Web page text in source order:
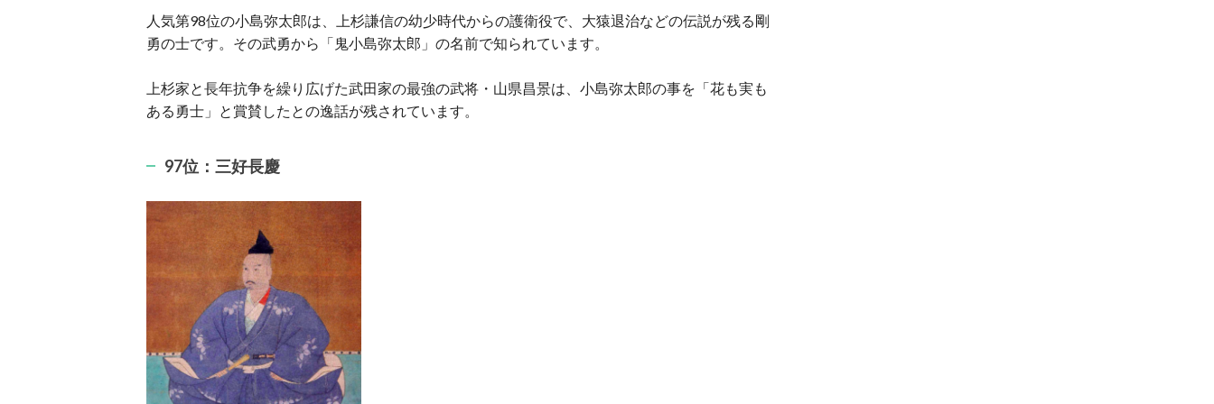
人気第98位の小島弥太郎は、上杉謙信の幼少時代からの護衛役で、大猿退治などの伝説が残る剛
勇の士です。その武勇から「鬼小島弥太郎」の名前で知られています。
上杉家と長年抗争を繰り広げた武田家の最強の武将・山県昌景は、小島弥太郎の事を「花も実も
ある勇士」と賞賛したとの逸話が残されています。
97位：三好長慶